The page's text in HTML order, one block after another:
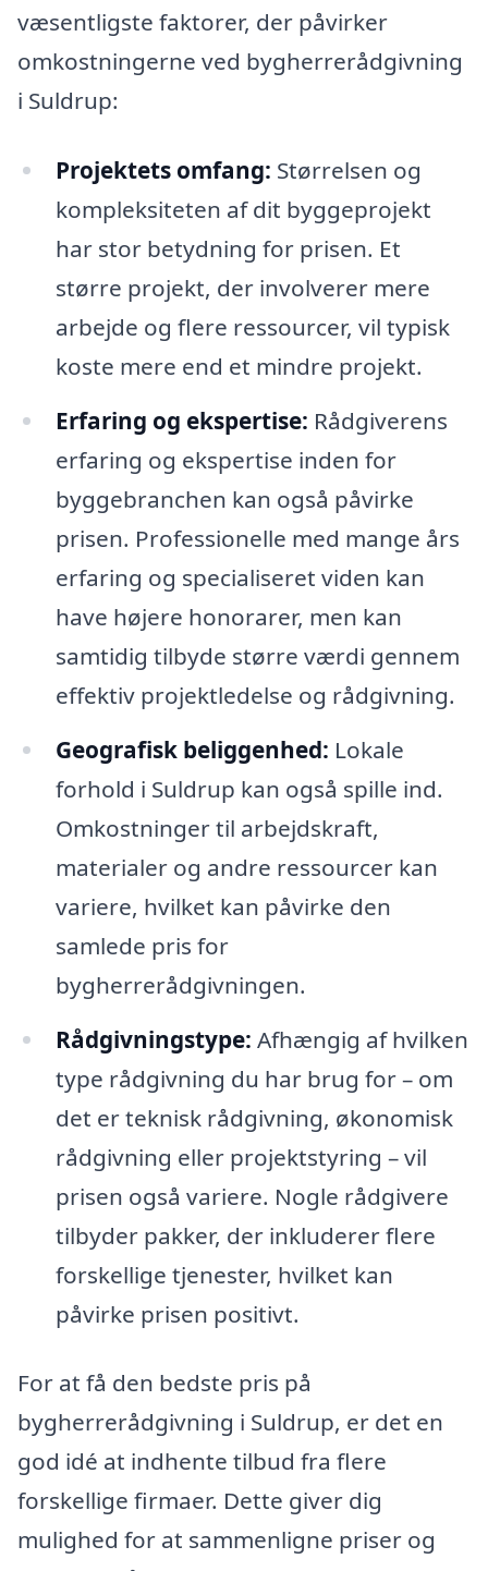
væsentligste faktorer, der påvirker
omkostningerne ved bygherrerådgivning
i Suldrup:
Projektets omfang: Størrelsen og
kompleksiteten af dit byggeprojekt
har stor betydning for prisen. Et
større projekt, der involverer mere
arbejde og flere ressourcer, vil typisk
koste mere end et mindre projekt.
Erfaring og ekspertise: Rådgiverens
erfaring og ekspertise inden for
byggebranchen kan også påvirke
prisen. Professionelle med mange års
erfaring og specialiseret viden kan
have højere honorarer, men kan
samtidig tilbyde større værdi gennem
effektiv projektledelse og rådgivning.
Geografisk beliggenhed: Lokale
forhold i Suldrup kan også spille ind.
Omkostninger til arbejdskraft,
materialer og andre ressourcer kan
variere, hvilket kan påvirke den
samlede pris for
bygherrerådgivningen.
Rådgivningstype: Afhængig af hvilken
type rådgivning du har brug for – om
det er teknisk rådgivning, økonomisk
rådgivning eller projektstyring – vil
prisen også variere. Nogle rådgivere
tilbyder pakker, der inkluderer flere
forskellige tjenester, hvilket kan
påvirke prisen positivt.
For at få den bedste pris på
bygherrerådgivning i Suldrup, er det en
god idé at indhente tilbud fra flere
forskellige firmaer. Dette giver dig
mulighed for at sammenligne priser og